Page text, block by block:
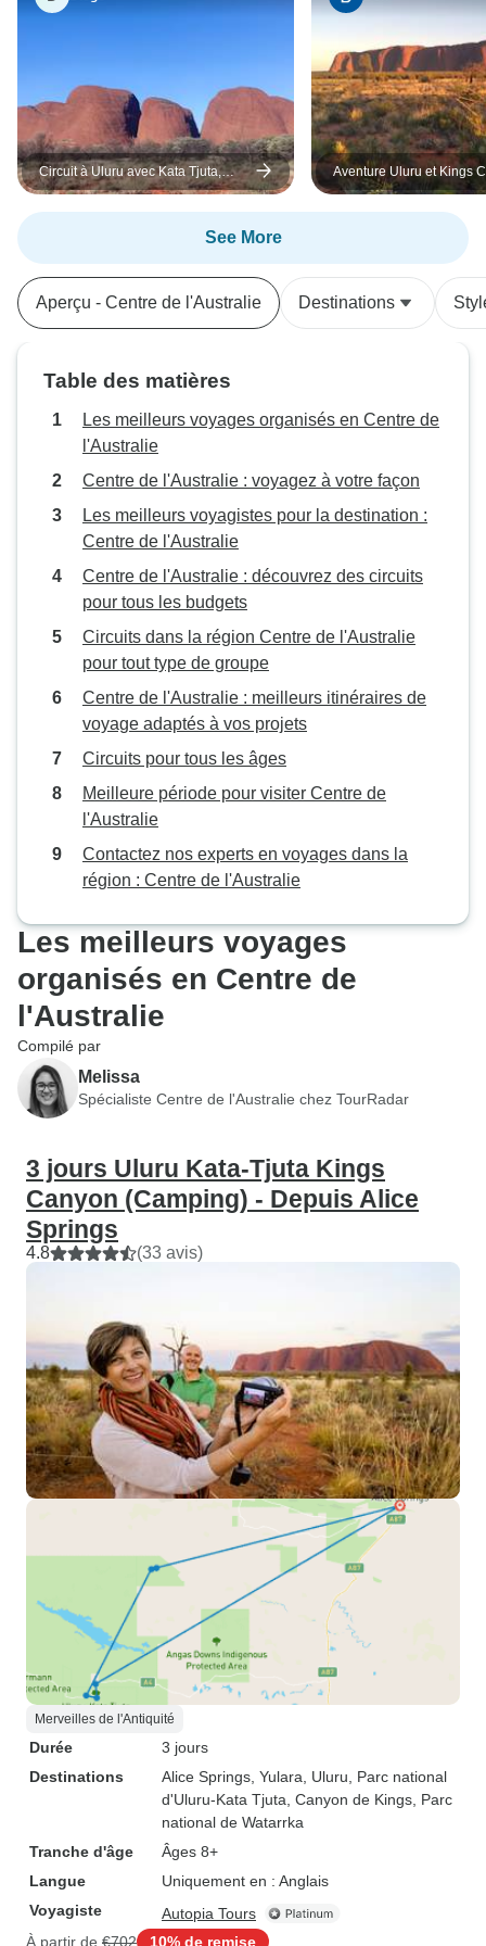
Circuit à Uluru avec Kata Tjuta,
Kings Canyon et les monts
MacDonnell (au départ d'Alice
Aventure Uluru et Kings
See More
Aperçu - Centre de l'Australie Destinations
Table des matières
Les meilleurs voyages organisés en Centre de
l'Australie
Centre de l'Australie : voyagez à votre façon
Les meilleurs voyagistes pour la destination :
Centre de l'Australie
Centre de l'Australie : découvrez des circuits
pour tous les budgets
Circuits dans la région Centre de l'Australie
pour tout type de groupe
Centre de l'Australie : meilleurs itinéraires de
voyage adaptés à vos projets
Circuits pour tous les âges
Meilleure période pour visiter Centre de
l'Australie
Contactez nos experts en voyages dans la
région : Centre de l'Australie
Les meilleurs voyages
organisés en Centre de
l'Australie
Compilé par
Melissa
Spécialiste Centre de l'Australie chez TourRadar
3 jours Uluru Kata-Tjuta Kings
Canyon (Camping) - Depuis Alice
Springs
4.8 (33 avis)
Merveilles de l'Antiquité
Durée
3 jours
Destinations
Alice Springs , Yulara , Uluru , Parc national
d'Uluru-Kata Tjuta , Canyon de Kings , Parc
national de Watarrka
Tranche d'âge
Âges 8+
Langue
Uniquement en : Anglais
Voyagiste
Autopia Tours
À partir de €702 10% de remise